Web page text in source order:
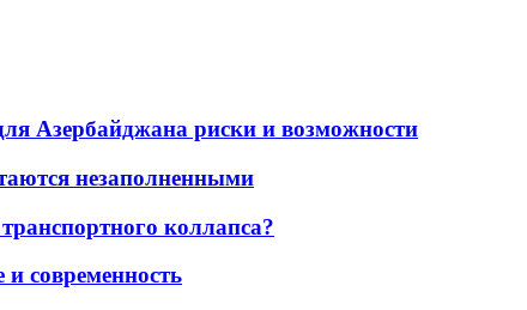
Азербайджана риски и возможности
незаполненными
коллапса?
современность